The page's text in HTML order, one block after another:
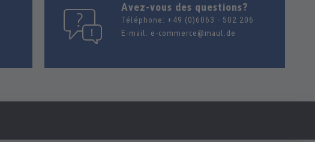
Avez-vous des questions?
Téléphone: +49 (0)6063 - 502 206
E-mail: e-commerce@maul.de